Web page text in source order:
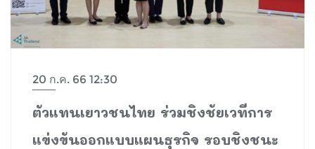
20 ก.ค. 66 12:30
ตัวแทนเยาวชนไทย ร่วมชิงชัยเวทีการ
แข่งขันออกแบบแผนธุรกิจ รอบชิงชนะ